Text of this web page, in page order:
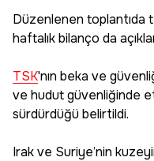
Düzenlenen toplantıda
haftalık bilanço da
TSK'nın beka ve
ve hudut güvenliğinde
sürdürdüğü belirtildi.
Irak ve Suriye’nin